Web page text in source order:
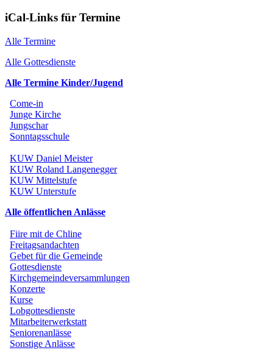
iCal-Links für Termine
Alle Termine
Alle Gottesdienste
Alle Termine Kinder/Jugend
Come-in
Junge Kirche
Jungschar
Sonntagsschule
KUW Daniel Meister
KUW Roland Langenegger
KUW Mittelstufe
KUW Unterstufe
Alle öffentlichen Anlässe
Fiire mit de Chline
Freitagsandachten
Gebet für die Gemeinde
Gottesdienste
Kirchgemeindeversammlungen
Konzerte
Kurse
Lobgottesdienste
Mitarbeiterwerkstatt
Seniorenanlässe
Sonstige Anlässe